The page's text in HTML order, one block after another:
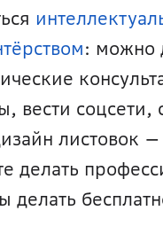
: можно
вести соцсети,
листовок —
делать
делать